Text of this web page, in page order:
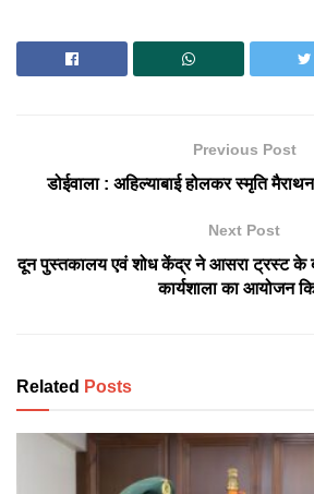
Previous Post
डोईवाला : अहिल्याबाई होलकर स्मृति
Next Post
दून पुस्तकालय एवं शोध केंद्र ने आसरा ट्रस्ट के
कार्यशाला का आयोजन
Related Posts